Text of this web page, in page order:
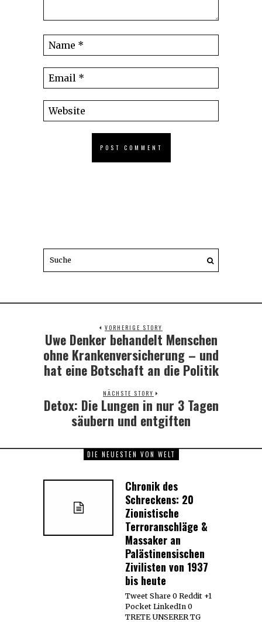
VORHERIGE STORY
Previous
post:
Uwe Denker behandelt Menschen
ohne Krankenversicherung – und
hat eine Botschaft an die Politik
NÄCHSTE STORY
Next
post:
Detox: Die Lungen in nur 3 Tagen
säubern und entgiften
DIE NEUESTEN VON WELT
Chronik des
Schreckens: 20
Zionistische
Terroranschläge &
Massaker an
Palästinensischen
Zivilisten von 1937
bis heute
Tweet Share 0 Reddit +1
Pocket LinkedIn 0
TRETE UNSERER TG